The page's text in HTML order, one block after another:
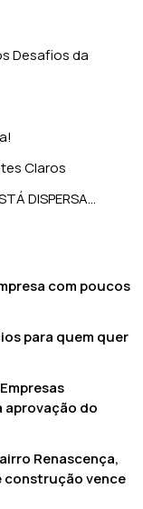
Desafios da
Claros
DISPERSA…
com poucos
para quem quer
aprovação do
Renascença,
construção vence